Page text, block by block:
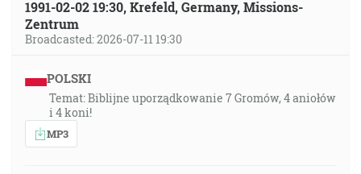
1991-02-02 19:30, Krefeld, Germany, Missions-
Zentrum
Broadcasted: 2026-07-11 19:30
POLSKI
Temat: Biblijne uporządkowanie 7 Gromów, 4 aniołów
i 4 koni!
MP3